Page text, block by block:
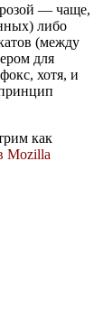
— чаще,
либо
(между
для
хотя, и
как
Mozilla